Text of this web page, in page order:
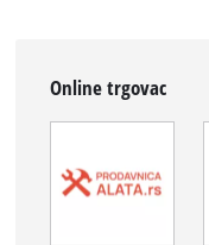
Online trgovac